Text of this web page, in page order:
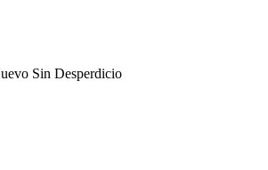
Sin Desperdicio